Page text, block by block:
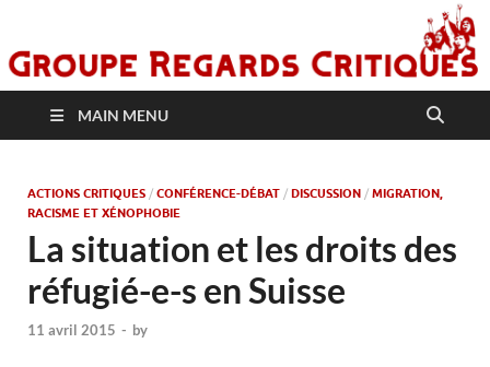
MAIN MENU
ACTIONS CRITIQUES / CONFÉRENCE-DÉBAT / DISCUSSION / MIGRATION,
RACISME ET XÉNOPHOBIE
La situation et les droits des
réfugié-e-s en Suisse
11 avril 2015 - by